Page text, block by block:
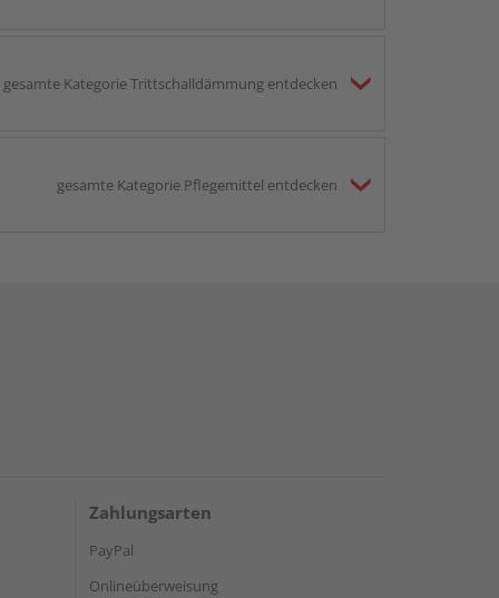
gesamte Kategorie Trittschalldämmung entdecken
gesamte Kategorie Pflegemittel entdecken
Zahlungsarten
PayPal
Onlineüberweisung